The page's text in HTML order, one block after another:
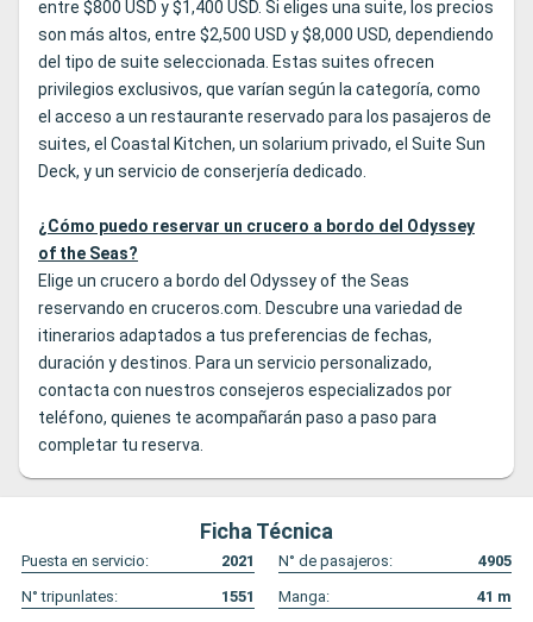
entre $800 USD y $1,400 USD. Si eliges una suite, los precios
son más altos, entre $2,500 USD y $8,000 USD, dependiendo
del tipo de suite seleccionada. Estas suites ofrecen
privilegios exclusivos, que varían según la categoría, como
el acceso a un restaurante reservado para los pasajeros de
suites, el Coastal Kitchen, un solarium privado, el Suite Sun
Deck, y un servicio de conserjería dedicado.
¿Cómo puedo reservar un crucero a bordo del Odyssey
of the Seas?
Elige un crucero a bordo del Odyssey of the Seas
reservando en cruceros.com. Descubre una variedad de
itinerarios adaptados a tus preferencias de fechas,
duración y destinos. Para un servicio personalizado,
contacta con nuestros consejeros especializados por
teléfono, quienes te acompañarán paso a paso para
completar tu reserva.
Ficha Técnica
Puesta en servicio: 2021 N° de pasajeros:
4905
N° tripunlates:
1551 Manga: 41 m